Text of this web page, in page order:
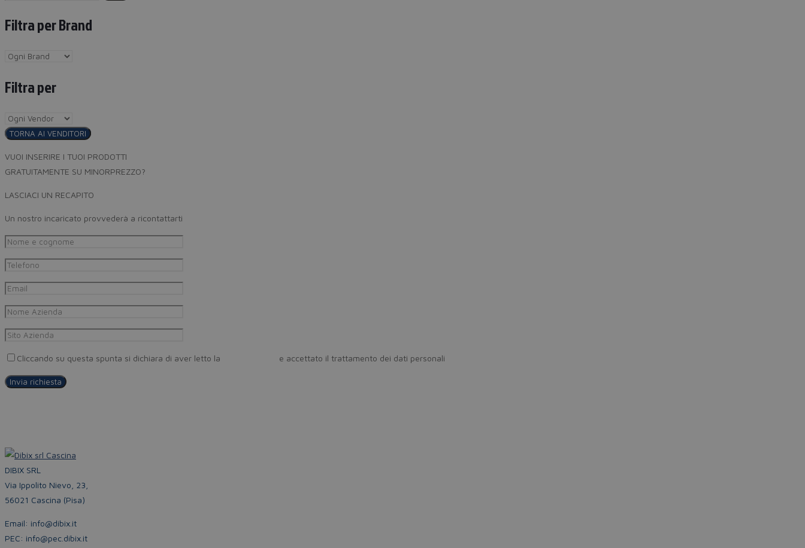
Filtra per Brand
Filtra per
TORNA AI VENDITORI
VUOI INSERIRE I TUOI PRODOTTI
GRATUITAMENTE SU MINORPREZZO?
LASCIACI UN RECAPITO
Un nostro incaricato provvederà a ricontattarti
Cliccando su questa spunta si dichiara di aver letto la e accettato il trattamento dei dati personali
DIBIX SRL
Via Ippolito Nievo, 23,
56021 Cascina (Pisa)
Email: info@dibix.it
PEC: info@pec.dibix.it